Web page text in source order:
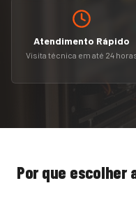
Atendimento Rápido
Visita técnica em até 24
Por que escolher